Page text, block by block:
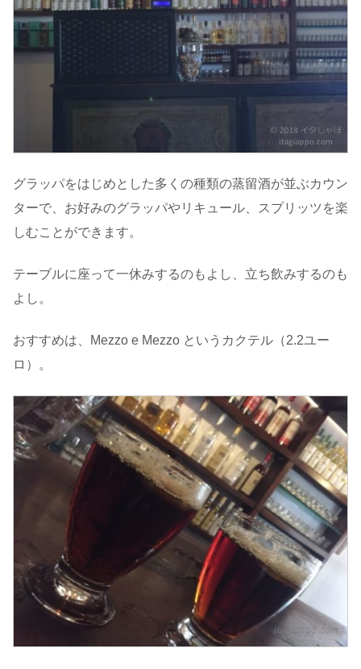
グラッパをはじめとした多くの種類の蒸留酒が並ぶカウン
ターで、お好みのグラッパやリキュール、スプリッツを楽
しむことができます。
テーブルに座って一休みするのもよし、立ち飲みするのも
よし。
おすすめは、Mezzo e Mezzo というカクテル（2.2ユー
ロ）。